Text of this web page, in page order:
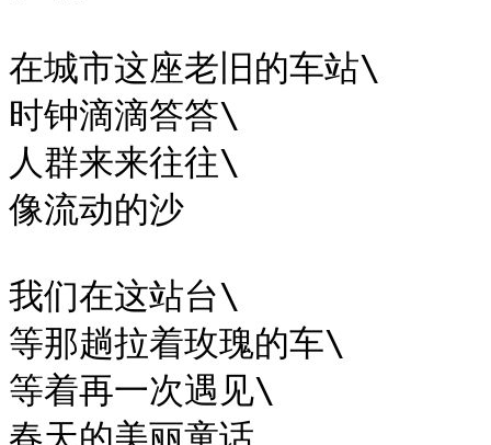
在城市这座老旧的车站\
时钟滴滴答答\
人群来来往往\
像流动的沙
我们在这站台\
等那趟拉着玫瑰的车\
等着再一次遇见\